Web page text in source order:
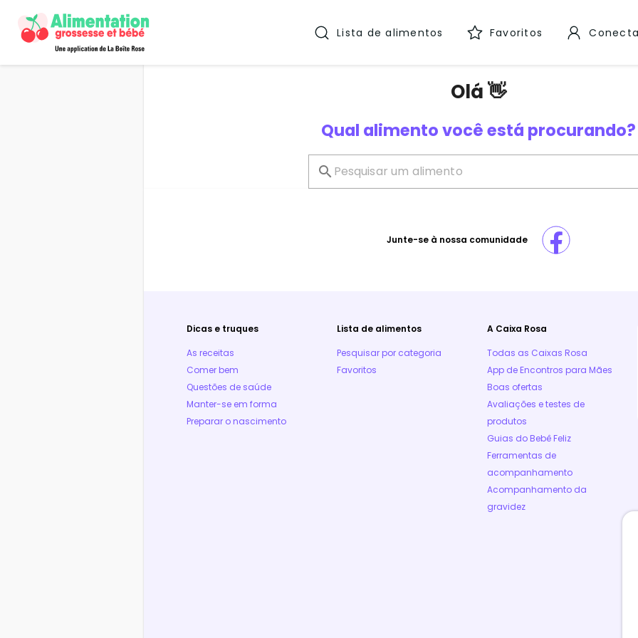
Lista de alimentos Favoritos
Olá 👋
Qual alimento você está procurando?
Junte-se à nossa comunidade
Dicas e truques
As receitas
Comer bem
Questões de saúde
Manter-se em forma
Preparar o nascimento
Lista de alimentos
Pesquisar por categoria
Favoritos
A Caixa Rosa
Todas as Caixas Rosa
App de Encontros para Mães
Boas ofertas
Avaliações e testes de
produtos
Guias do Bebê Feliz
Ferramentas de
acompanhamento
Acompanhamento da
gravidez